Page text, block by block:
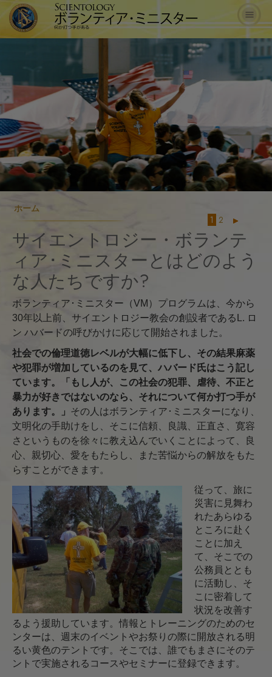
ホーム
1 2
サイエントロジー・ボランテ
ィア･ミニスターとはどのよう
な人たちですか?
ボランティア･ミニスター（VM）プログラムは、今から
30年以上前、サイエントロジー教会の創設者であるL. ロ
ン ハバードの呼びかけに応じて開始されました。
社会での倫理道徳レベルが大幅に低下し、その結果麻薬
や犯罪が増加しているのを見て、ハバード氏はこう記し
ています。「もし人が、この社会の犯罪、虐待、不正と
暴力が好きではないのなら、それについて何か打つ手が
あります。」 その人はボランティア･ミニスターになり、
文明化の手助けをし、そこに信頼、良識、正直さ、寛容
さというものを徐々に教え込んでいくことによって、良
心、親切心、愛をもたらし、また苦悩からの解放をもた
らすことができます。
従って、旅に
災害に見舞わ
れたあらゆる
ところに赴く
ことに加え
て、そこでの
公務員ととも
に活動し、そ
こに密着して
状況を改善す
るよう援助しています。情報とトレーニングのためのセ
ンターは、週末のイベントやお祭りの際に開放される明
るい黄色のテントです。そこでは、誰でもまさにそのテ
ントで実施されるコースやセミナーに登録できます。